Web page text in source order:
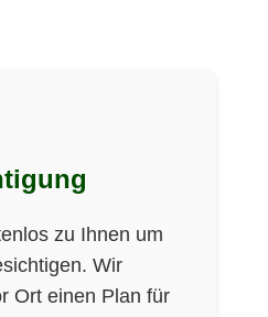
zu Ihnen um
Wir
Ort einen Plan für